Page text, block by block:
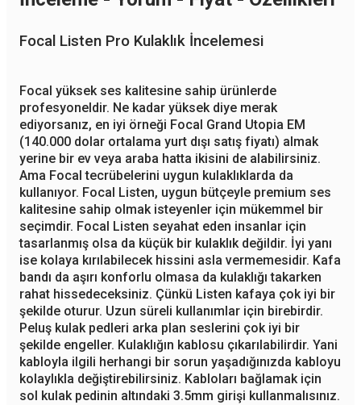
Focal Listen Pro Kulaklık İncelemesi
Focal yüksek ses kalitesine sahip ürünlerde
profesyoneldir. Ne kadar yüksek diye merak
ediyorsanız, en iyi örneği Focal Grand Utopia EM
(140.000 dolar ortalama yurt dışı satış fiyatı) almak
yerine bir ev veya araba hatta ikisini de alabilirsiniz.
Ama Focal tecrübelerini uygun kulaklıklarda da
kullanıyor. Focal Listen, uygun bütçeyle premium ses
kalitesine sahip olmak isteyenler için mükemmel bir
seçimdir. Focal Listen seyahat eden insanlar için
tasarlanmış olsa da küçük bir kulaklık değildir. İyi yanı
ise kolaya kırılabilecek hissini asla vermemesidir. Kafa
bandı da aşırı konforlu olmasa da kulaklığı takarken
rahat hissedeceksiniz. Çünkü Listen kafaya çok iyi bir
şekilde oturur. Uzun süreli kullanımlar için birebirdir.
Peluş kulak pedleri arka plan seslerini çok iyi bir
şekilde engeller. Kulaklığın kablosu çıkarılabilirdir. Yani
kabloyla ilgili herhangi bir sorun yaşadığınızda kabloyu
kolaylıkla değiştirebilirsiniz. Kabloları bağlamak için
sol kulak pedinin altındaki 3.5mm girişi kullanmalısınız.